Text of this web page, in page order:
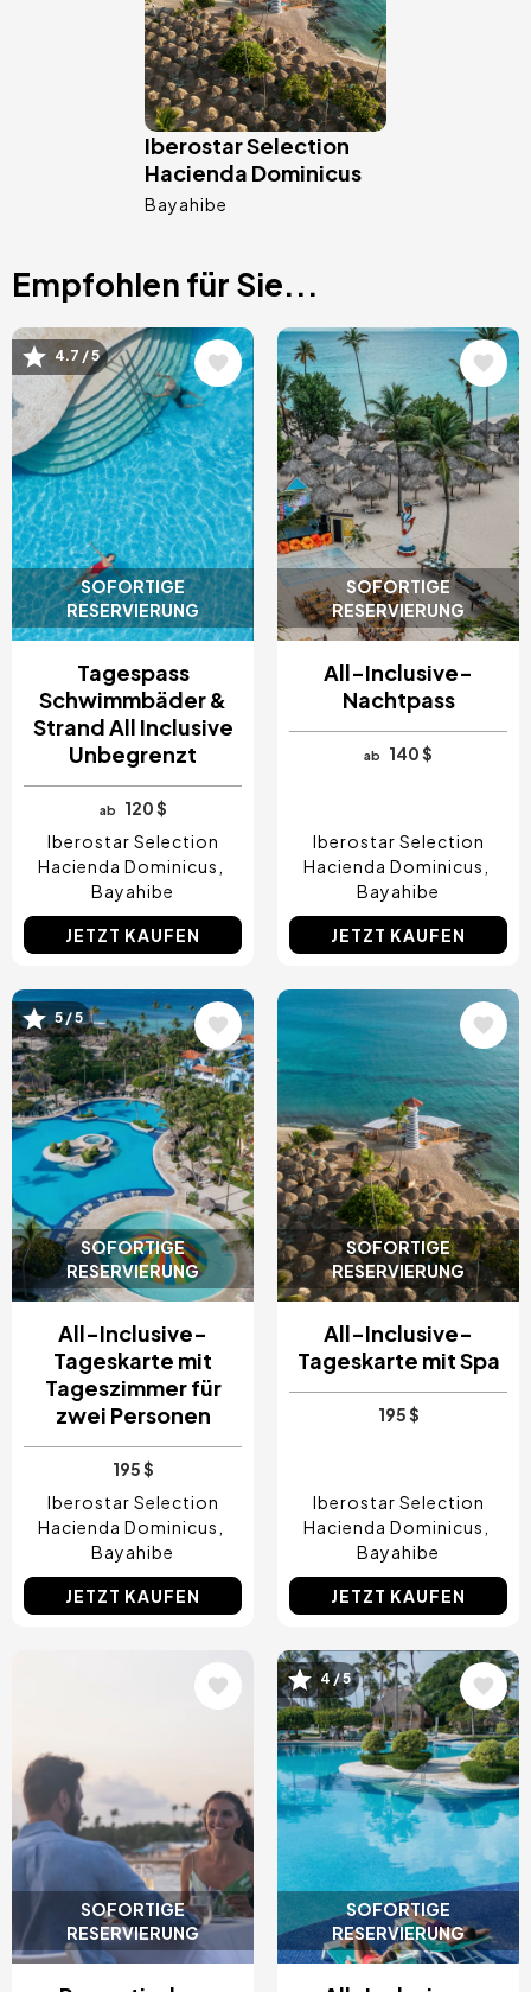
Iberostar Selection
Hacienda Dominicus
Bayahibe
Empfohlen für Sie...
SOFORTIGE
RESERVIERUNG
Bild4.7 / 5
Tagespass
Schwimmbäder &
Strand All Inclusive
Unbegrenzt
ab
120 $
Iberostar Selection
Hacienda Dominicus
Bayahibe
JETZT KAUFEN
SOFORTIGE
RESERVIERUNG
Bild
All-Inclusive-
Nachtpass
ab 140 $
Iberostar Selection
Hacienda Dominicus
Bayahibe
JETZT KAUFEN
SOFORTIGE
RESERVIERUNG
Bild5 / 5
All-Inclusive-
Tageskarte mit
Tageszimmer für
zwei Personen
195 $
Iberostar Selection
Hacienda Dominicus
Bayahibe
JETZT KAUFEN
SOFORTIGE
RESERVIERUNG
Bild
All-Inclusive-
Tageskarte mit Spa
195 $
Iberostar Selection
Hacienda Dominicus
Bayahibe
JETZT KAUFEN
SOFORTIGE
RESERVIERUNG
SOFORTIGE
RESERVIERUNG
Bild4 / 5